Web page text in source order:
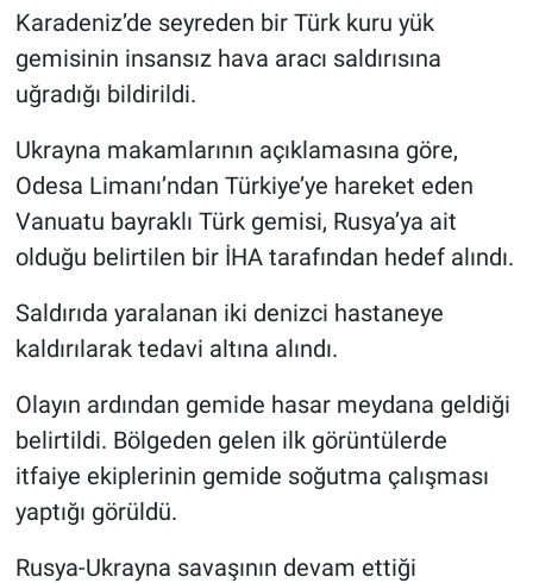
Karadeniz’de seyreden bir Türk kuru yük
gemisinin insansız hava aracı saldırısına
uğradığı bildirildi.
Ukrayna makamlarının açıklamasına göre,
Odesa Limanı’ndan Türkiye’ye hareket eden
Vanuatu bayraklı Türk gemisi, Rusya’ya ait
olduğu belirtilen bir İHA tarafından hedef alındı.
Saldırıda yaralanan iki denizci hastaneye
kaldırılarak tedavi altına alındı.
Olayın ardından gemide hasar meydana geldiği
belirtildi. Bölgeden gelen ilk görüntülerde
itfaiye ekiplerinin gemide soğutma çalışması
yaptığı görüldü.
Rusya-Ukrayna savaşının devam ettiği